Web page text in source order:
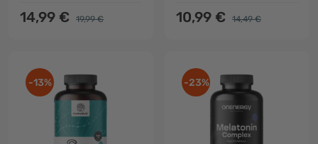
14,99 € 19,99 € 10,99 € 14,49 €
-13% -23%